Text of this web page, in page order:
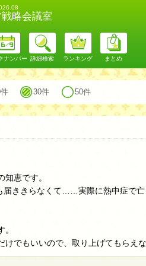
略会議室
ナンバー 詳細検索 ランキング まとめ
30件 50件
恵です。
ききらなくて……実際に熱中症で
でもいいので、取り上げてもらえ